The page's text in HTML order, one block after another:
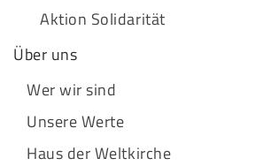
Aktion Solidarität
Über uns
Wer wir sind
Unsere Werte
Haus der Weltkirche